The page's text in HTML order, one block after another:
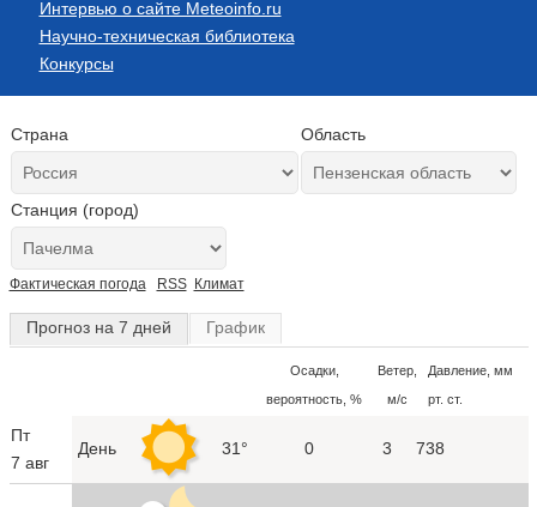
Интервью о сайте Meteoinfo.ru
Научно-техническая библиотека
Конкурсы
Страна Область
Станция (город)
Фактическая погода RSS Климат
Прогноз на 7 дней График
Осадки,
вероятность, %
Ветер,
м/с
Давление, мм
рт. ст.
Пт
7 авг
День 31° 0 3 738